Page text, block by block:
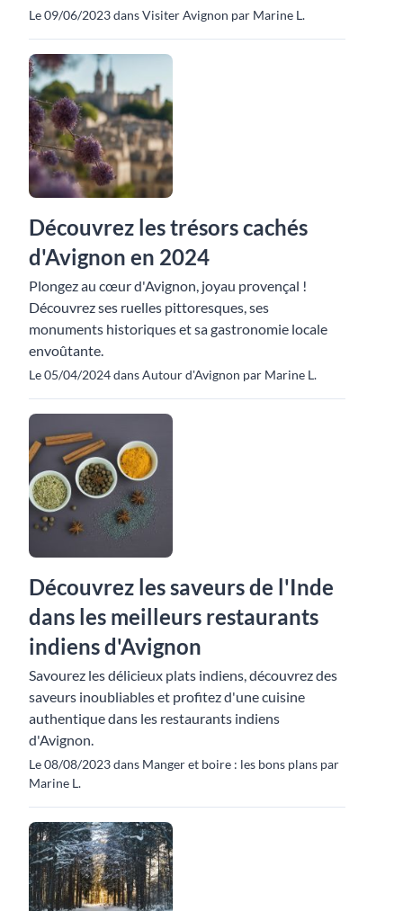
Le 09/06/2023 dans Visiter Avignon par Marine L.
Découvrez les trésors cachés
d'Avignon en 2024
Plongez au cœur d'Avignon, joyau provençal !
Découvrez ses ruelles pittoresques, ses
monuments historiques et sa gastronomie locale
envoûtante.
Le 05/04/2024 dans Autour d'Avignon par Marine L.
Découvrez les saveurs de l'Inde
dans les meilleurs restaurants
indiens d'Avignon
Savourez les délicieux plats indiens, découvrez des
saveurs inoubliables et profitez d'une cuisine
authentique dans les restaurants indiens
d'Avignon.
Le 08/08/2023 dans Manger et boire : les bons plans par
Marine L.